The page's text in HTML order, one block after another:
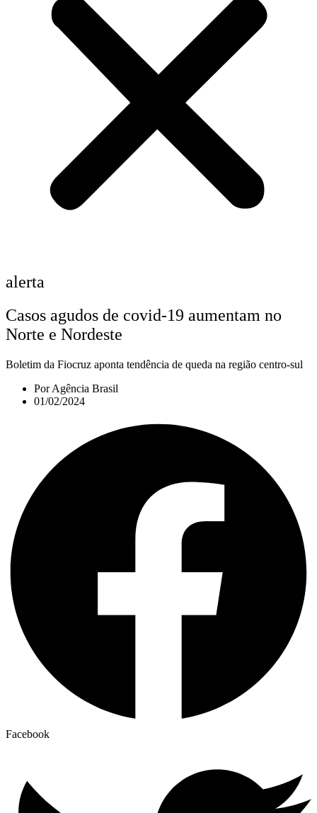
alerta
Casos agudos de covid-19 aumentam no
Norte e Nordeste
Boletim da Fiocruz aponta tendência de queda na região centro-sul
PorAgência Brasil
01/02/2024
Facebook